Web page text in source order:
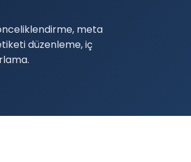
meta
düzenleme, iç